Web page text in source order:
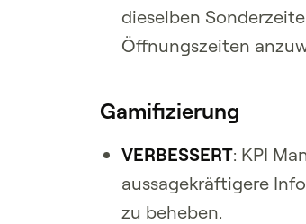
dieselben
Öffnungszeiten
Gamifizierung
VERBESSERT: KPI
aussagekräftigere
zu beheben.